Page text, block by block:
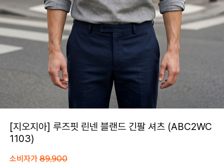
[지오지아] 루즈핏 린넨 블랜드 긴팔 셔츠 (ABC2WC
1103)
소비자가89,900